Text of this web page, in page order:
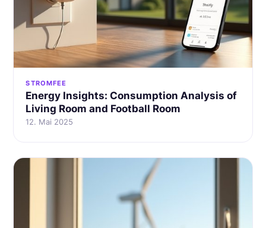
STROMFEE
Energy Insights: Consumption Analysis of
Living Room and Football Room
12. Mai 2025